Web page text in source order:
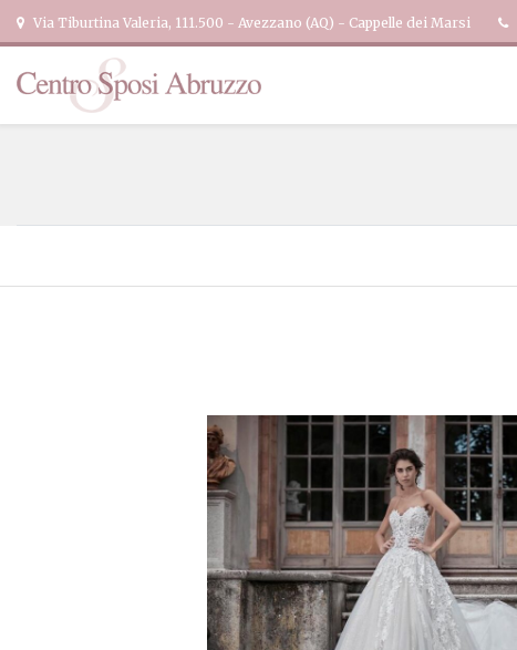
Via Tiburtina Valeria, 111.500 - Avezzano (AQ) - Cappelle dei Marsi